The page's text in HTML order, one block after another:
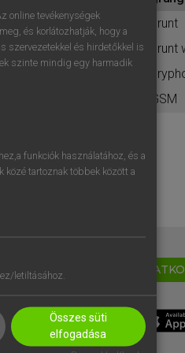
elindításához
ésbelépek.
grunt
GSM
online tevékenységek
és korlátozhatják, hogy a
szervezetekkel és hirdetőkkel is
szinte mindig egy harmadik
funkciók használatához, és a
tartoznak többek között a
letiltásához.
Összes süti
elfogadása